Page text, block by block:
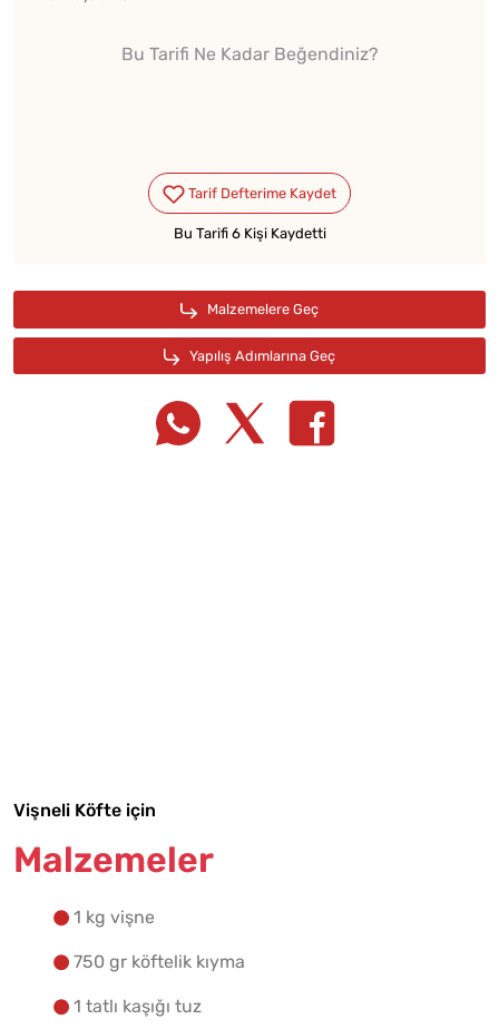
Bu Tarifi Ne Kadar Beğendiniz?
Bu Tarifi 6 Kişi Kaydetti
Vişneli Köfte için
Malzemeler
1 kg vişne
750 gr köftelik kıyma
1 tatlı kaşığı tuz